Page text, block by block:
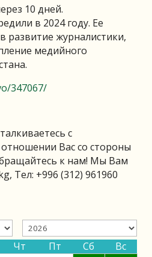
10 дней.
в 2024 году. Ее
развитие журналистики,
медийного
347067/
с
Вас со стороны
к нам! Мы Вам
, Тел: +996 (312) 961960
Чт Пт Сб
Вс